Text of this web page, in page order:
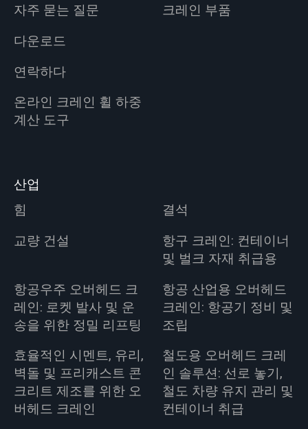
자주 묻는 질문
다운로드
연락하다
온라인 크레인 휠 하중
계산 도구
크레인 부품
산업
힘
결석
교량 건설
항구 크레인: 컨테이너
및 벌크 자재 취급용
항공우주 오버헤드 크
레인: 로켓 발사 및 운
송을 위한 정밀 리프팅
항공 산업용 오버헤드
크레인: 항공기 정비 및
조립
효율적인 시멘트, 유리,
벽돌 및 프리캐스트 콘
크리트 제조를 위한 오
버헤드 크레인
철도용 오버헤드 크레
인 솔루션: 선로 놓기,
철도 차량 유지 관리 및
컨테이너 취급